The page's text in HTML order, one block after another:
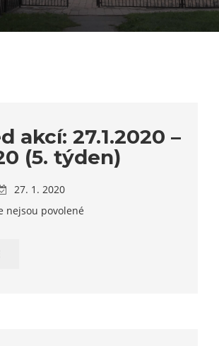
akcí: 27.1.2020 –
(5. týden)
27. 1. 2020
nejsou povolené